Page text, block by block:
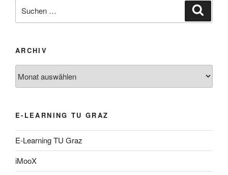
nach:
ARCHIV
E-LEARNING TU GRAZ
E-Learning TU Graz
iMooX